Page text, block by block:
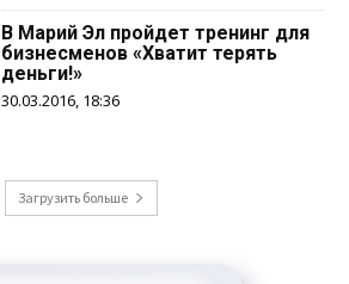
В Марий Эл пройдет тренинг для
бизнесменов «Хватит терять
деньги!»
30.03.2016, 18:36
Загрузить больше